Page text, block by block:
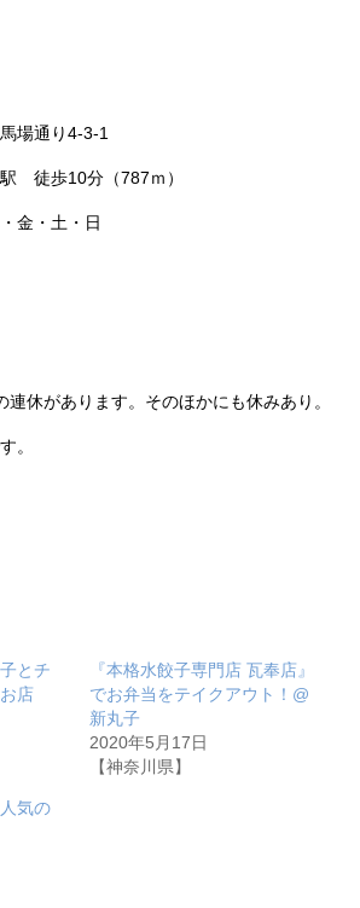
場通り4‐3‐1
徒歩10分（787ｍ）
金・土・日
休があります。そのほかにも休みあり。
。
とチ
店
『本格水餃子専門店 瓦奉店』
でお弁当をテイクアウト！@
新丸子
2020年5月17日
【神奈川県】
気の